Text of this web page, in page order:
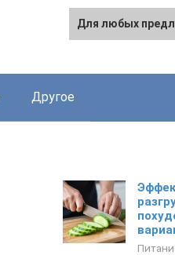
Другое
Для любых